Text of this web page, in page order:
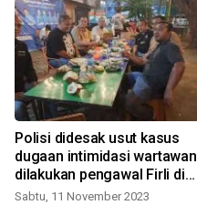
Polisi didesak usut kasus
dugaan intimidasi wartawan
dilakukan pengawal Firli di
Aceh
Sabtu, 11 November 2023